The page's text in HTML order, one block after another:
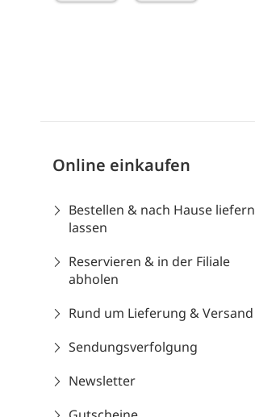
Online einkaufen
Bestellen & nach Hause liefern
lassen
Reservieren & in der Filiale
abholen
Rund um Lieferung & Versand
Sendungsverfolgung
Newsletter